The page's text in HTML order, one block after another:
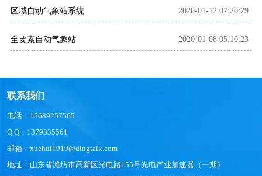
区域自动气象站系统 2020-01-12 07:20:29
全要素自动气象站 2020-01-08 05:10:23
联系我们
电话：15689257565
Q Q：1379335561
邮箱：xuehui1919@dingtalk.com
地址：山东省潍坊市高新区光电路155号光电产业加速器（一期）